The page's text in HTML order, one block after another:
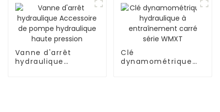
Vanne d'arrêt
hydraulique
Clé
dynamométrique